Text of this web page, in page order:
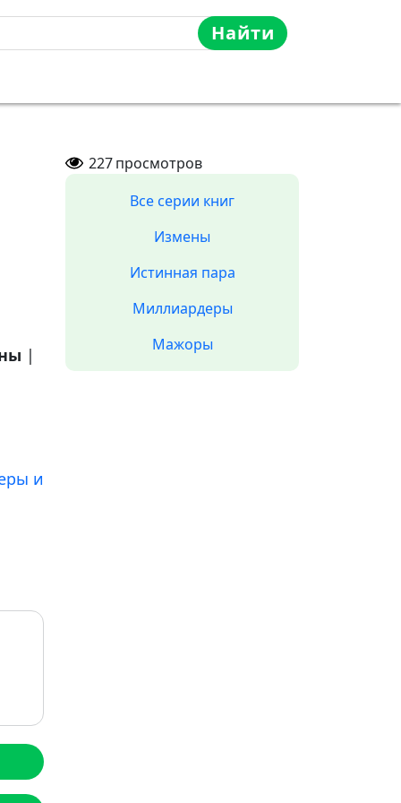
Найти
|
и
227просмотров
Все серии книг
Измены
Истинная пара
Миллиардеры
Мажоры